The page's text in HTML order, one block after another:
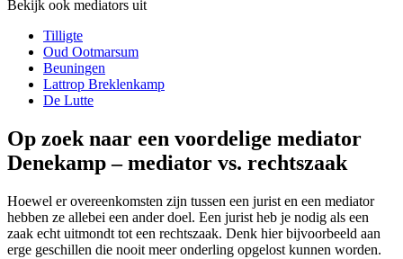
Bekijk ook mediators uit
Tilligte
Oud Ootmarsum
Beuningen
Lattrop Breklenkamp
De Lutte
Op zoek naar een voordelige mediator
Denekamp – mediator vs. rechtszaak
Hoewel er overeenkomsten zijn tussen een jurist en een mediator
hebben ze allebei een ander doel. Een jurist heb je nodig als een
zaak echt uitmondt tot een rechtszaak. Denk hier bijvoorbeeld aan
erge geschillen die nooit meer onderling opgelost kunnen worden.